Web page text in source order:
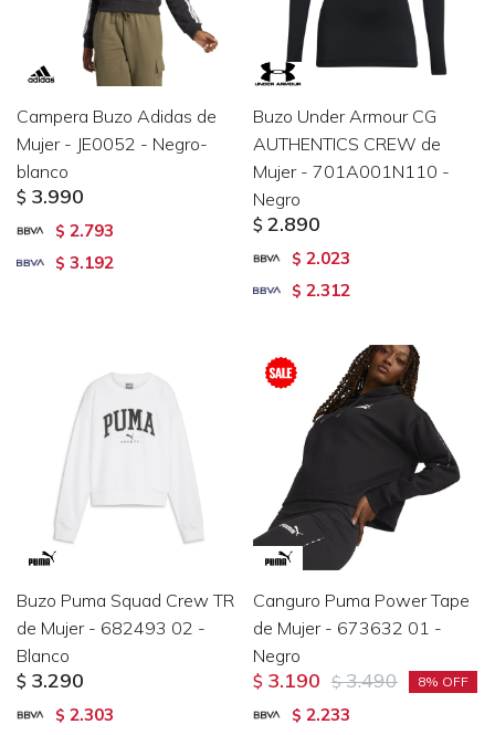
Campera Buzo Adidas de
Mujer - JE0052 - Negro-
blanco
$ 3.990
$ 2.793
$ 3.192
Buzo Under Armour CG
AUTHENTICS CREW de
Mujer - 701A001N110 -
Negro
$ 2.890
$ 2.023
$ 2.312
Buzo Puma Squad Crew TR
de Mujer - 682493 02 -
Blanco
$ 3.290
$ 2.303
Canguro Puma Power Tape
de Mujer - 673632 01 -
Negro
$ 3.190 $ 3.490 8
$ 2.233